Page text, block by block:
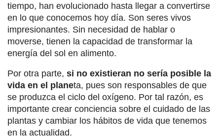
tiempo, han evolucionado hasta llegar a convertirse
en lo que conocemos hoy día. Son seres vivos
impresionantes. Sin necesidad de hablar o
moverse, tienen la capacidad de transformar la
energía del sol en alimento.
Por otra parte, si no existieran no sería posible la
vida en el planeta, pues son responsables de que
se produzca el ciclo del oxígeno. Por tal razón, es
importante crear conciencia sobre el cuidado de las
plantas y cambiar los hábitos de vida que tenemos
en la actualidad.